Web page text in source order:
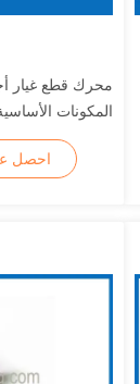
محرك قطع غيار
المكونات
احصل